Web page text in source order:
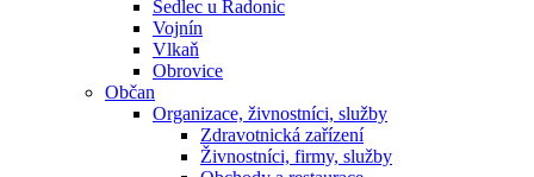
Sedlec u Radonic
Vojnín
Vlkaň
Obrovice
Občan
Organizace, živnostníci, služby
Zdravotnická zařízení
Živnostníci, firmy, služby